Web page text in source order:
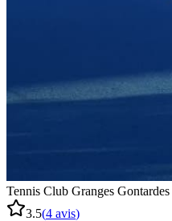
Tennis Club Granges Gontardes
3.5(4 avis)